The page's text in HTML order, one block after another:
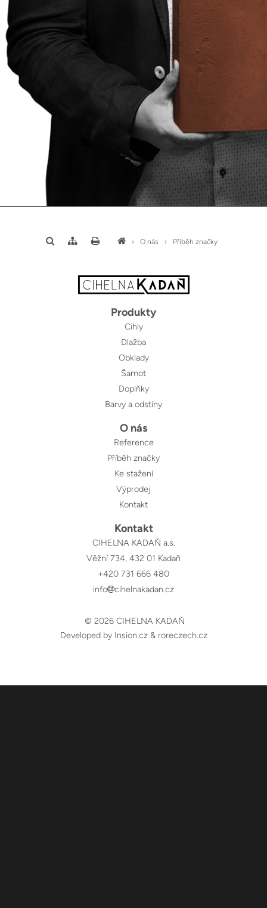
› O nás › Příběh značky
Produkty
Cihly
Dlažba
Obklady
Šamot
Doplňky
Barvy a odstíny
O nás
Reference
Příběh značky
Ke stažení
Výprodej
Kontakt
Kontakt
CIHELNA KADAŇ a.s.
Věžní 734, 432 01 Kadaň
+420 731 666 480
info
cihelnakadan.cz
© 2026 CIHELNA KADAŇ
Developed by Insion.cz& roreczech.cz